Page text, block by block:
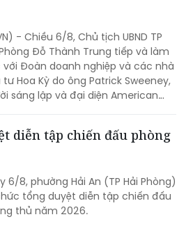
- Chiều 6/8, Chủ tịch UBND TP
Đỗ Thành Trung tiếp và làm
với Đoàn doanh nghiệp và các nhà
Hoa Kỳ do ông Patrick Sweeney,
sáng lập và đại diện American
cơ hội đầu tư tại Hải Phòng.
diễn tập chiến đấu phòng
6/8, phường Hải An (TP Hải Phòng)
tổng duyệt diễn tập chiến đấu
thủ năm 2026.